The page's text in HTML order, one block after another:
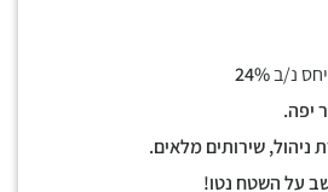
יחס נ/ב